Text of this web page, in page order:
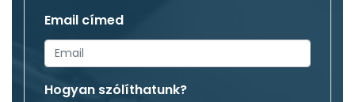
Email címed
Hogyan szólíthatunk?